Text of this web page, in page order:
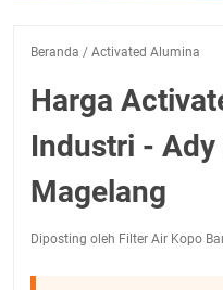
Beranda / Activated Alumina
Harga
Industri -
Magelang
Diposting oleh Filter Air Kopo